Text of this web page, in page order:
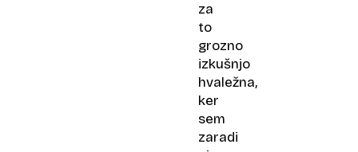
za
to
grozno
izkušnjo
hvaležna,
ker
sem
zaradi